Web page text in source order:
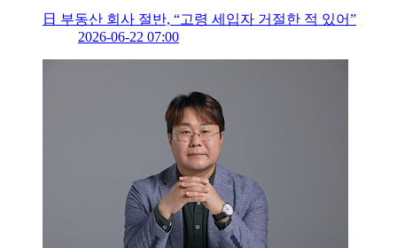
日 부동산 회사 절반, “고령 세입자 거절한 적 있어”
2026-06-22 07:00